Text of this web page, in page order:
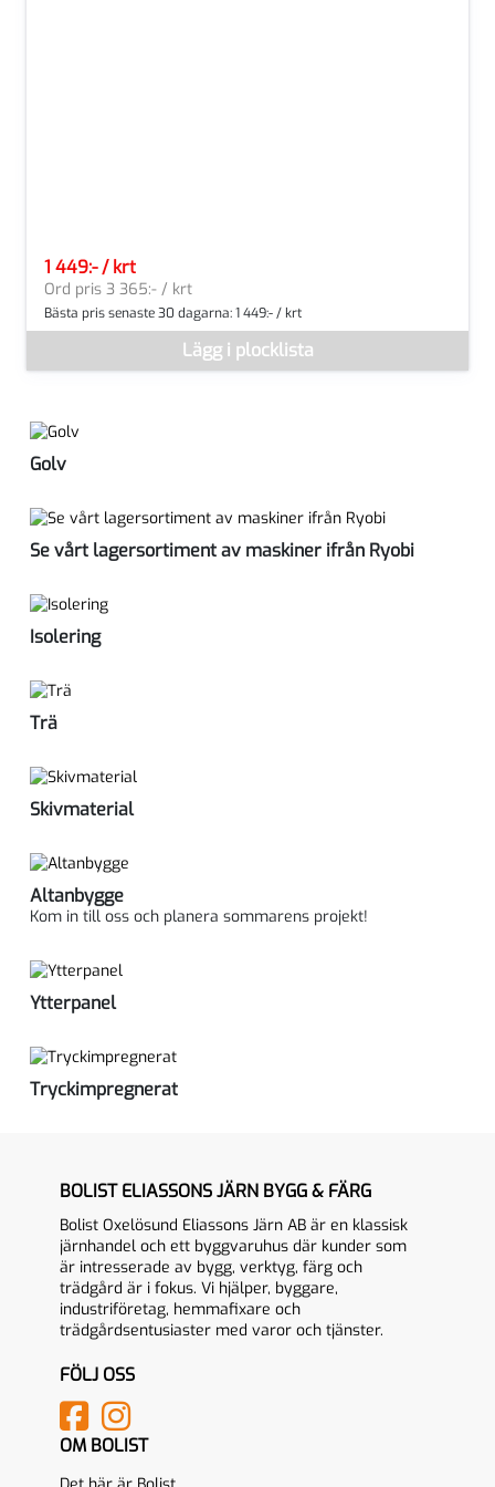
Denna vara går inte att beställa via webben just nu, vänligen
Lägg i plocklista
1 449:- / krt
SEK per KRT
Ord pris 3 365:- / krt
Bästa pris senaste 30 dagarna:1 449:- / krt
Golv
Se vårt lagersortiment av maskiner ifrån Ryobi
Isolering
Trä
Skivmaterial
Altanbygge
Kom in till oss och planera sommarens projekt!
Ytterpanel
Tryckimpregnerat
BOLIST ELIASSONS JÄRN BYGG & FÄRG
Bolist Oxelösund Eliassons Järn AB är en klassisk
järnhandel och ett byggvaruhus där kunder som
är intresserade av bygg, verktyg, färg och
trädgård är i fokus. Vi hjälper, byggare,
industriföretag, hemmafixare och
trädgårdsentusiaster med varor och tjänster.
FÖLJ OSS
OM BOLIST